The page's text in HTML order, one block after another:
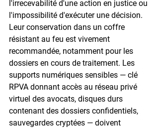
l'irrecevabilité d'une action en justice ou
l'impossibilité d'exécuter une décision.
Leur conservation dans un coffre
résistant au feu est vivement
recommandée, notamment pour les
dossiers en cours de traitement. Les
supports numériques sensibles — clé
RPVA donnant accès au réseau privé
virtuel des avocats, disques durs
contenant des dossiers confidentiels,
sauvegardes cryptées — doivent